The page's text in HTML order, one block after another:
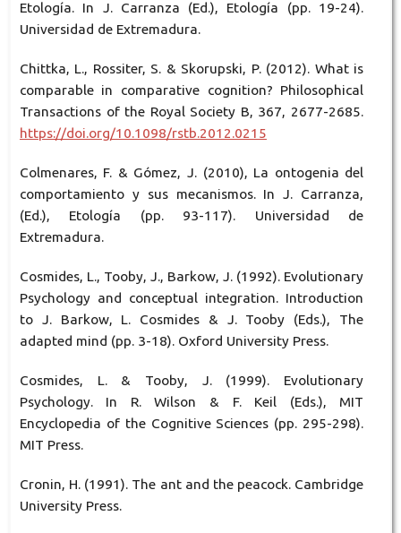
Etología. In J. Carranza (Ed.), Etología (pp. 19-24).
Universidad de Extremadura.
Chittka, L., Rossiter, S. & Skorupski, P. (2012). What is
comparable in comparative cognition? Philosophical
Transactions of the Royal Society B, 367, 2677-2685.
https://doi.org/10.1098/rstb.2012.0215
Colmenares, F. & Gómez, J. (2010), La ontogenia del
comportamiento y sus mecanismos. In J. Carranza,
(Ed.), Etología (pp. 93-117). Universidad de
Extremadura.
Cosmides, L., Tooby, J., Barkow, J. (1992). Evolutionary
Psychology and conceptual integration. Introduction
to J. Barkow, L. Cosmides & J. Tooby (Eds.), The
adapted mind (pp. 3-18). Oxford University Press.
Cosmides, L. & Tooby, J. (1999). Evolutionary
Psychology. In R. Wilson & F. Keil (Eds.), MIT
Encyclopedia of the Cognitive Sciences (pp. 295-298).
MIT Press.
Cronin, H. (1991). The ant and the peacock. Cambridge
University Press.